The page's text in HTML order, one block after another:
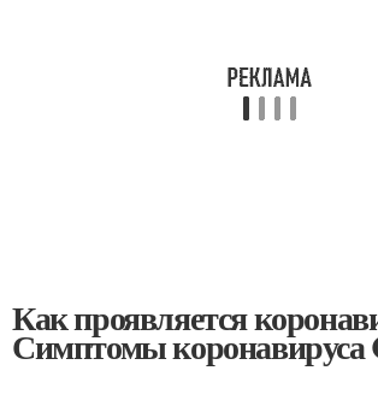
Как проявляется
Симптомы коронавируса